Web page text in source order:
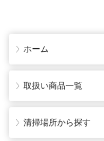
ホーム
取扱い商品一覧
清掃場所から探す